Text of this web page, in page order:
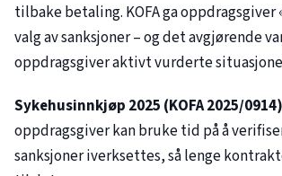
tilbake betaling. KOFA ga oppdragsgiver
valg av sanksjoner – og det avgjørende
oppdragsgiver aktivt vurderte
Sykehusinnkjøp 2025 (KOFA2025/0914)
oppdragsgiver kan bruke tid på å
sanksjoner iverksettes, så lenge